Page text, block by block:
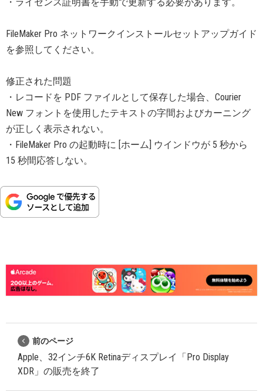
FileMaker Pro ネットワークインストールセットアップガイド
を参照してください。
修正された問題
・レコードを PDF ファイルとして保存した場合、Courier
New フォントを使用したテキストの字間およびカーニング
が正しく表示されない。
・FileMaker Pro の起動時に [ホーム] ウインドウが 5 秒から
15 秒間応答しない。
前のページ
Apple、32インチ6K Retinaディスプレイ「Pro Display
XDR」の販売を終了